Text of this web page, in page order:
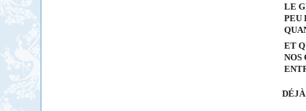
LE
PEU
ET
NOS